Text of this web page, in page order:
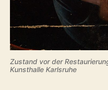
Zustand vor der
Kunsthalle Karlsruhe